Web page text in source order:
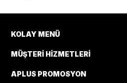
KOLAY MENÜ
MÜŞTERI HIZMETLERI
APLUS PROMOSYON